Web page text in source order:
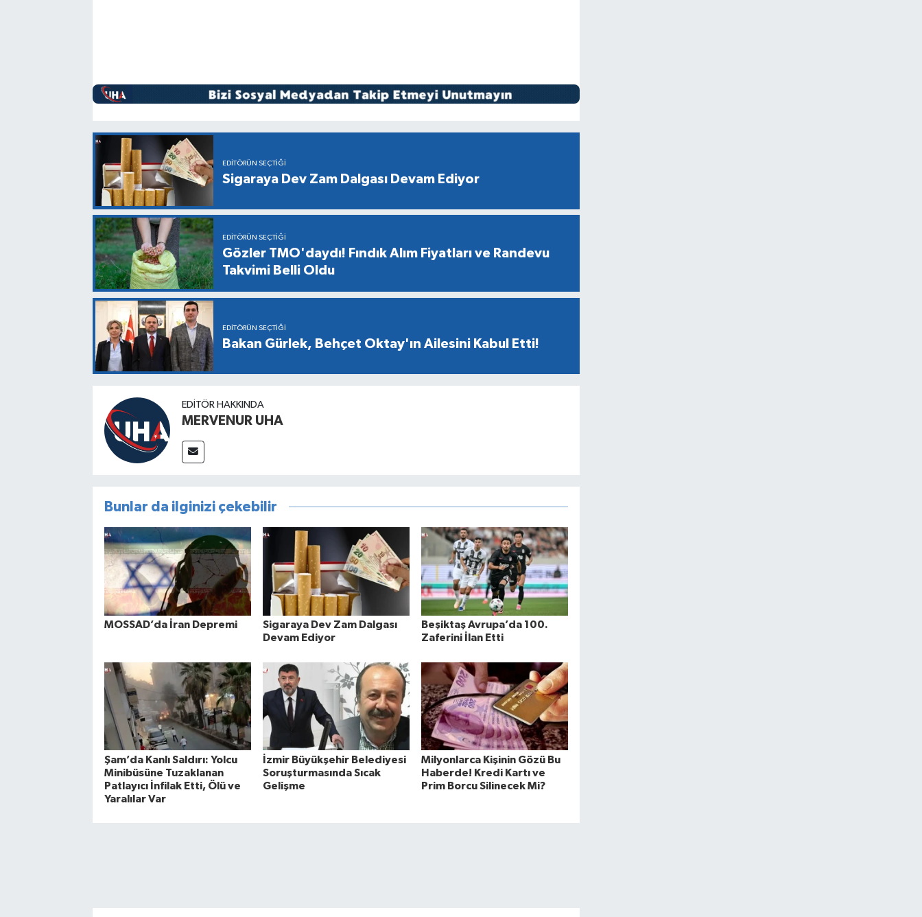
EDITÖRÜN SEÇTIĞI
Sigaraya Dev Zam Dalgası Devam Ediyor
EDITÖRÜN SEÇTIĞI
Gözler TMO'daydı! Fındık Alım Fiyatları ve Randevu
Takvimi Belli Oldu
EDITÖRÜN SEÇTIĞI
Bakan Gürlek, Behçet Oktay'ın Ailesini Kabul Etti!
EDITÖR HAKKINDA
MERVENUR UHA
Bunlar da ilginizi çekebilir
MOSSAD’da İran Depremi
Sigaraya Dev Zam Dalgası
Devam Ediyor
Beşiktaş Avrupa’da 100.
Zaferini İlan Etti
Şam’da Kanlı Saldırı: Yolcu
Minibüsüne Tuzaklanan
Patlayıcı İnfilak Etti, Ölü ve
Yaralılar Var
İzmir Büyükşehir Belediyesi
Soruşturmasında Sıcak
Gelişme
Milyonlarca Kişinin Gözü Bu
Haberde! Kredi Kartı ve
Prim Borcu Silinecek Mi?